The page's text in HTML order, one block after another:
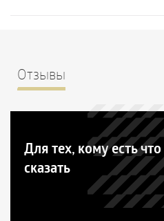
Отзывы
Для тех, кому есть что
сказать